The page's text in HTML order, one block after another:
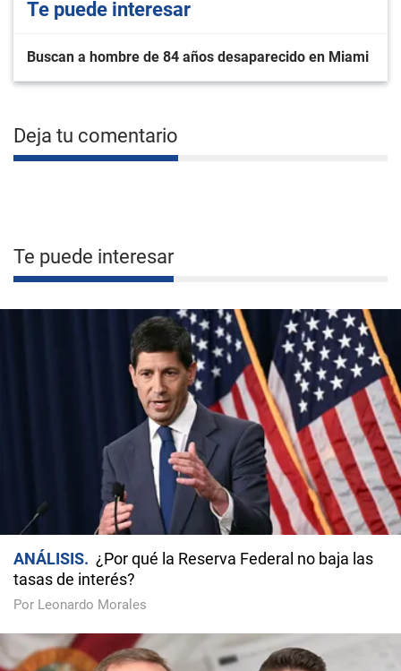
Te puede interesar
Buscan a hombre de 84 años desaparecido en Miami
Deja tu comentario
Te puede interesar
ANÁLISIS
¿Por qué la Reserva Federal no baja las
tasas de interés?
Por Leonardo Morales